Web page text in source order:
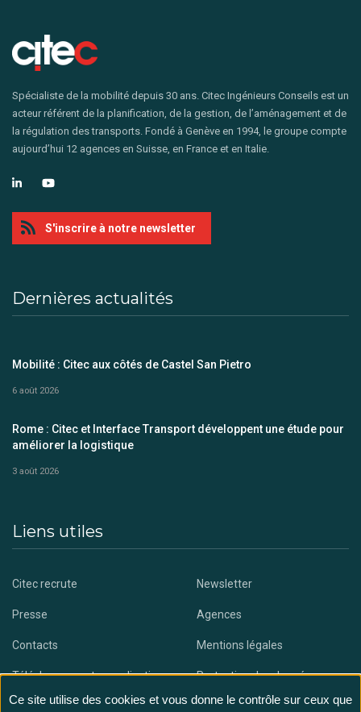
Spécialiste de la mobilité depuis 30 ans. Citec Ingénieurs Conseils est un
acteur référent de la planification, de la gestion, de l’aménagement et de
la régulation des transports. Fondé à Genève en 1994, le groupe compte
aujourd’hui 12 agences en Suisse, en France et en Italie.
S'inscrire à notre newsletter
Dernières actualités
Mobilité : Citec aux côtés de Castel San Pietro
6 août 2026
Rome : Citec et Interface Transport développent une étude pour
améliorer la logistique
3 août 2026
Liens utiles
Citec recrute Newsletter
Presse Agences
Contacts Mentions légales
Téléchargez notre application Protection des données
Ce site utilise des cookies et vous donne le contrôle sur ceux que